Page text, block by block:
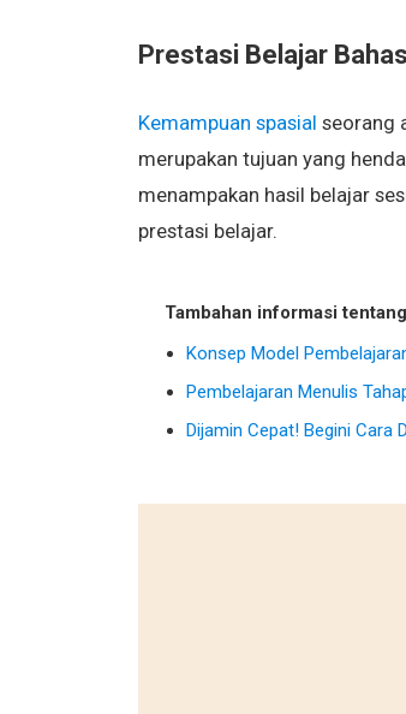
Prestasi Belajar
Kemampuan spasial seorang
merupakan tujuan yang
menampakan hasil belajar
prestasi belajar.
Tambahan informasi tentang
Konsep Model
Pembelajaran Menulis
Dijamin Cepat! Begini Cara